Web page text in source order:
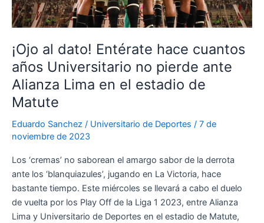
Campos
y
Valera
¡Ojo al dato! Entérate hace cuantos
años Universitario no pierde ante
Alianza Lima en el estadio de
Matute
Eduardo Sanchez / Universitario de Deportes / 7 de
noviembre de 2023
Los ‘cremas’ no saborean el amargo sabor de la derrota
ante los ‘blanquiazules’, jugando en La Victoria, hace
bastante tiempo. Este miércoles se llevará a cabo el duelo
de vuelta por los Play Off de la Liga 1 2023, entre Alianza
Lima y Universitario de Deportes en el estadio de Matute,